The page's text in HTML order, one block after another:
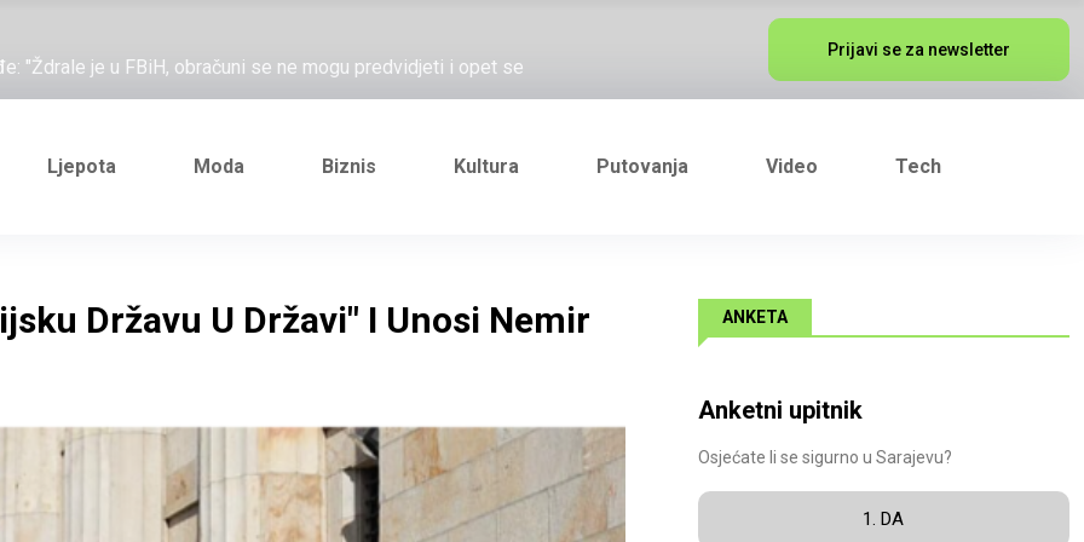
"Ždrale je u FBiH, obračuni se ne mogu predvidjeti i opet se
Željezničarov Karamarko
je general Izet Nanić, pogibijom je probio blokadu koja je
Željezničarov Karamarko
Prijavi se za newsletter
Ljepota Moda Biznis Kultura Putovanja Video Tech
Državu U Državi" I Unosi Nemir
ANKETA
Anketni upitnik
Osjećate li se sigurno u Sarajevu?
1. DA